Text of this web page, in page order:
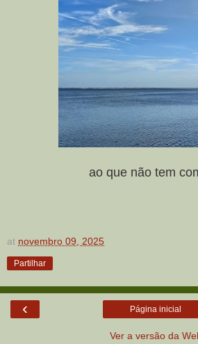
ao que não tem
at novembro 09, 2025
Partilhar
‹ Página inicial
Ver a versão da